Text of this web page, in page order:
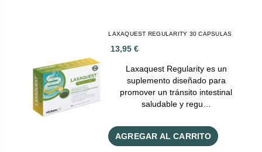
LAXAQUEST REGULARITY 30 CAPSULAS
13,95 €
Laxaquest Regularity es un
suplemento diseñado para
promover un tránsito intestinal
saludable y regu…
AGREGAR AL CARRITO